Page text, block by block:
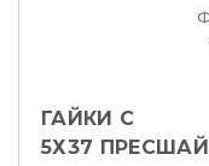
ГАЙКИ
5Х37